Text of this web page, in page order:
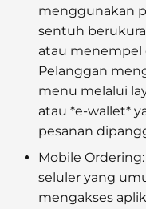
menggunakan
sentuh
atau menempel
Pelanggan
menu melalui
atau *e-wallet*
pesanan
Mobile Ordering:
seluler yang
mengakses